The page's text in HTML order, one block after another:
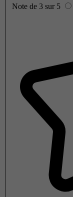
Note de 3 sur 5